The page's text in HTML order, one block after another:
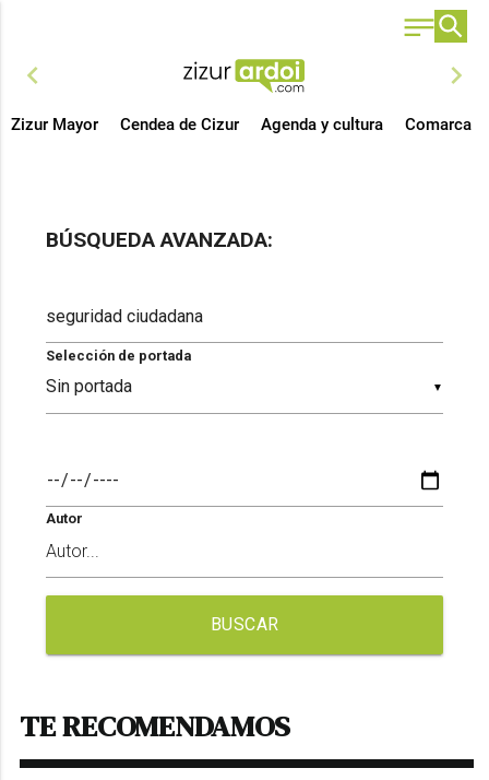
chevron_left chevron_right
Zizur Mayor Cendea de Cizur Agenda y cultura Comarca
BÚSQUEDA AVANZADA:
▼
Selección de portada
Autor
BUSCAR
TE RECOMENDAMOS